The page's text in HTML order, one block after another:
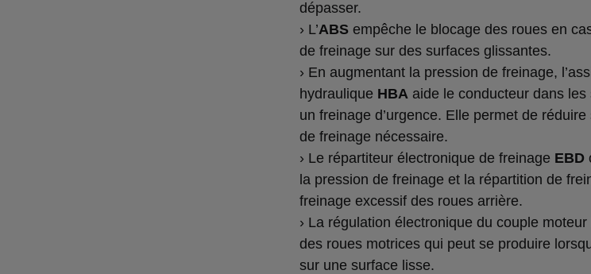
dépasser.
› L’ABSempêche le blocage des roues en
de freinage sur des surfaces glissantes.
› En augmentant la pression de freinage,
hydraulique HBA aide le conducteur dans
un freinage d’urgence. Elle permet de
de freinage nécessaire.
› Le répartiteur électronique de freinage EBD
la pression de freinage et la répartition de
freinage excessif des roues arrière.
› La régulation électronique du couple moteur
des roues motrices qui peut se produire
sur une surface lisse.